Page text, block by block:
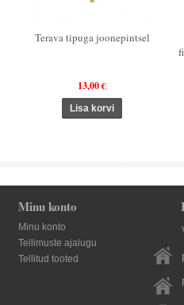
Terava tipuga joonepintsel
13,00 €
Minu konto
Minu konto
Tellimuste ajalugu
Tellitud tooted